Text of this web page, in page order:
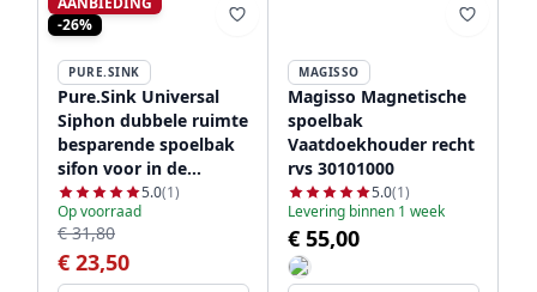
-26%
PURE.SINK
Pure.Sink Universal
Siphon dubbele ruimte
besparende spoelbak
sifon voor in de
keuken met 2
vaatwasser
aansluitingen WSTDSI-
32
5.0(1)
Op voorraad
€ 31,80
€ 23,50
MAGISSO
Magisso Magnetische
spoelbak
Vaatdoekhouder recht
rvs 30101000
5.0(1)
Levering binnen 1 week
€ 55,00